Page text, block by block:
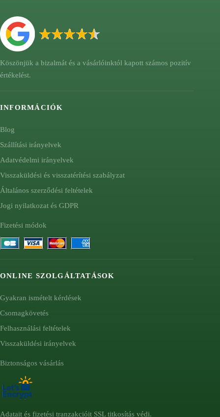
Köszönjük a bizalmát és a vásárlóinktól kapott számos pozitív
értékelést.
INFORMÁCIÓK
Blog
Szállítási irányelvek
Adatvédelmi irányelvek
Visszaküldési és visszatérítési szabályzat
Általános szerződési feltételek
Jogi nyilatkozat és GDPR
Fizetési módok
ONLINE SZOLGÁLTATÁSOK
Gyakran ismételt kérdések
Csomagkövetés
Felhasználási feltételek
Visszaküldési irányelvek
Biztonságos vásárlás
Adatait és fizetési tranzakcióit SSL titkosítás védi.